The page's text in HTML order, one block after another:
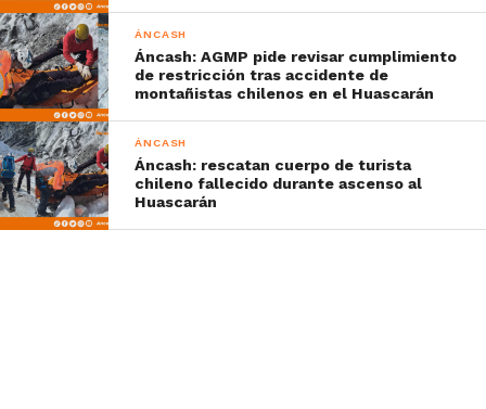
ÁNCASH
Áncash: AGMP pide revisar cumplimiento
de restricción tras accidente de
montañistas chilenos en el Huascarán
ÁNCASH
Áncash: rescatan cuerpo de turista
chileno fallecido durante ascenso al
Huascarán